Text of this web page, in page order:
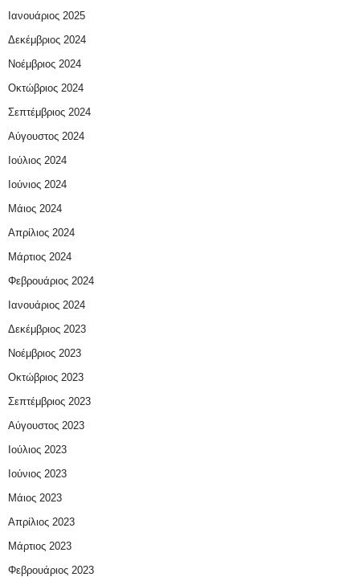
Ιανουάριος 2025
Δεκέμβριος 2024
Νοέμβριος 2024
Οκτώβριος 2024
Σεπτέμβριος 2024
Αύγουστος 2024
Ιούλιος 2024
Ιούνιος 2024
Μάιος 2024
Απρίλιος 2024
Μάρτιος 2024
Φεβρουάριος 2024
Ιανουάριος 2024
Δεκέμβριος 2023
Νοέμβριος 2023
Οκτώβριος 2023
Σεπτέμβριος 2023
Αύγουστος 2023
Ιούλιος 2023
Ιούνιος 2023
Μάιος 2023
Απρίλιος 2023
Μάρτιος 2023
Φεβρουάριος 2023